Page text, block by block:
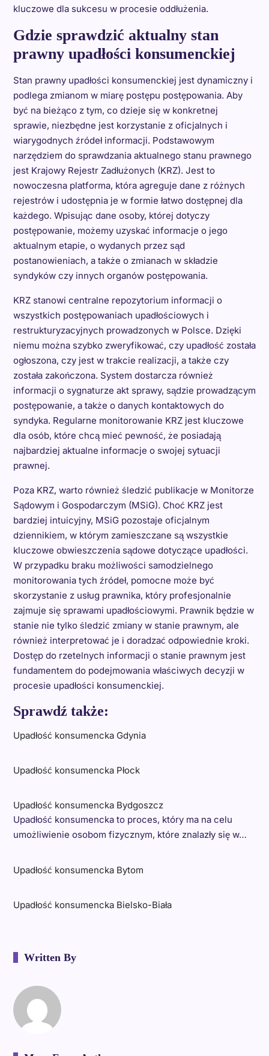
kluczowe dla sukcesu w procesie oddłużenia.
Gdzie sprawdzić aktualny stan
prawny upadłości konsumenckiej
Stan prawny upadłości konsumenckiej jest dynamiczny i
podlega zmianom w miarę postępu postępowania. Aby
być na bieżąco z tym, co dzieje się w konkretnej
sprawie, niezbędne jest korzystanie z oficjalnych i
wiarygodnych źródeł informacji. Podstawowym
narzędziem do sprawdzania aktualnego stanu prawnego
jest Krajowy Rejestr Zadłużonych (KRZ). Jest to
nowoczesna platforma, która agreguje dane z różnych
rejestrów i udostępnia je w formie łatwo dostępnej dla
każdego. Wpisując dane osoby, której dotyczy
postępowanie, możemy uzyskać informacje o jego
aktualnym etapie, o wydanych przez sąd
postanowieniach, a także o zmianach w składzie
syndyków czy innych organów postępowania.
KRZ stanowi centralne repozytorium informacji o
wszystkich postępowaniach upadłościowych i
restrukturyzacyjnych prowadzonych w Polsce. Dzięki
niemu można szybko zweryfikować, czy upadłość została
ogłoszona, czy jest w trakcie realizacji, a także czy
została zakończona. System dostarcza również
informacji o sygnaturze akt sprawy, sądzie prowadzącym
postępowanie, a także o danych kontaktowych do
syndyka. Regularne monitorowanie KRZ jest kluczowe
dla osób, które chcą mieć pewność, że posiadają
najbardziej aktualne informacje o swojej sytuacji
prawnej.
Poza KRZ, warto również śledzić publikacje w Monitorze
Sądowym i Gospodarczym (MSiG). Choć KRZ jest
bardziej intuicyjny, MSiG pozostaje oficjalnym
dziennikiem, w którym zamieszczane są wszystkie
kluczowe obwieszczenia sądowe dotyczące upadłości.
W przypadku braku możliwości samodzielnego
monitorowania tych źródeł, pomocne może być
skorzystanie z usług prawnika, który profesjonalnie
zajmuje się sprawami upadłościowymi. Prawnik będzie w
stanie nie tylko śledzić zmiany w stanie prawnym, ale
również interpretować je i doradzać odpowiednie kroki.
Dostęp do rzetelnych informacji o stanie prawnym jest
fundamentem do podejmowania właściwych decyzji w
procesie upadłości konsumenckiej.
Sprawdź także:
Upadłość konsumencka Gdynia
Upadłość konsumencka Płock
Upadłość konsumencka Bydgoszcz
Upadłość konsumencka to proces, który ma na celu
umożliwienie osobom fizycznym, które znalazły się w…
Upadłość konsumencka Bytom
Upadłość konsumencka Bielsko-Biała
Written By